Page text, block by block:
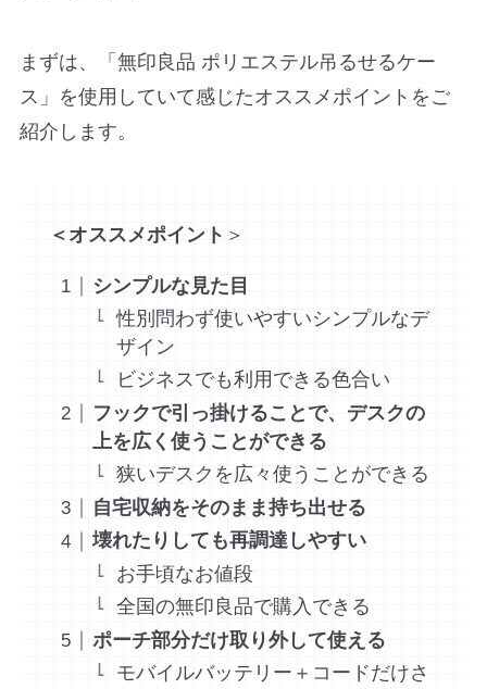
まずは、「無印良品 ポリエステル吊るせるケー
ス」を使用していて感じたオススメポイントをご
紹介します。
＜オススメポイント ＞
シンプルな見た目
性別問わず使いやすいシンプルなデ
ザイン
ビジネスでも利用できる色合い
フックで引っ掛けることで、デスクの
上を広く使うことができる
狭いデスクを広々使うことができる
自宅収納をそのまま持ち出せる
壊れたりしても再調達しやすい
お手頃なお値段
全国の無印良品で購入できる
ポーチ部分だけ取り外して使える
モバイルバッテリー＋コードだけさ